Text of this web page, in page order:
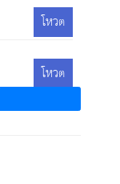
โหวต
โหวต